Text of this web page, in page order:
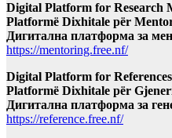
Digital Platform for Research
Platformë Dixhitale për
Дигитална платформа за
https://mentoring.free.nf/
Digital Platform for
Platformë Dixhitale për
Дигитална платформа за
https://reference.free.nf/